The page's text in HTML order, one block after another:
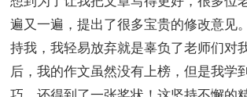
遍又一遍，提出了很多宝贵的修改意见
持我，我轻易放弃就是辜负了老师们对
后，我的作文虽然没有上榜，但是我学